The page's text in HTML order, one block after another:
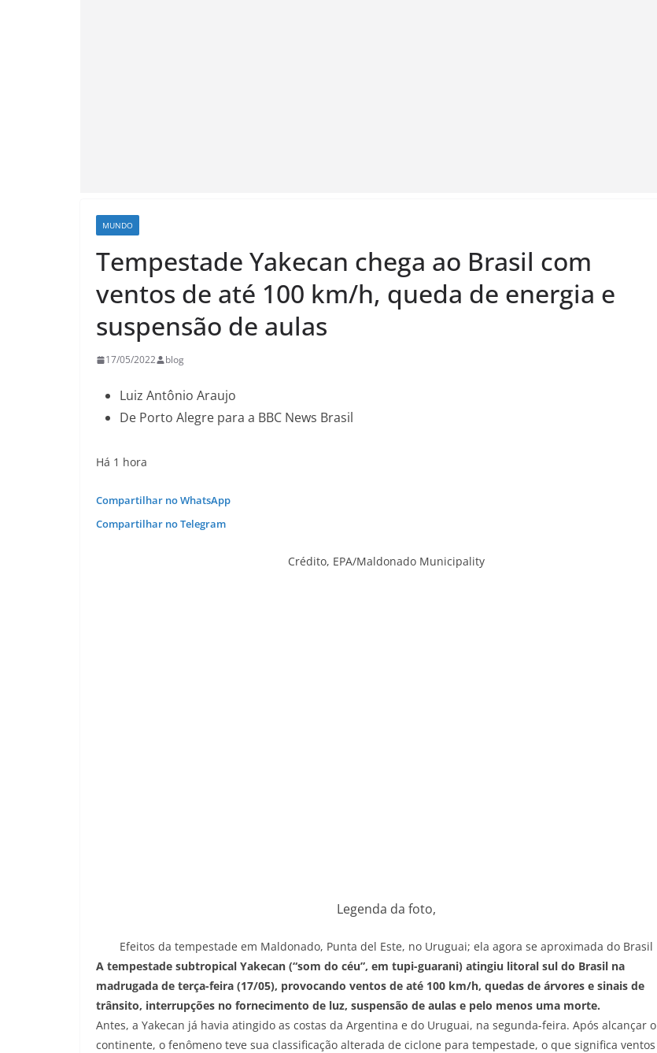
MUNDO
Tempestade Yakecan chega ao Brasil com
ventos de até 100 km/h, queda de energia e
suspensão de aulas
17/05/2022 blog
Luiz Antônio Araujo
De Porto Alegre para a BBC News Brasil
Há 1 hora
Compartilhar no WhatsApp
Compartilhar no Telegram
Crédito, EPA/Maldonado Municipality
Legenda da foto,
Efeitos da tempestade em Maldonado, Punta del Este, no Uruguai; ela agora se aproximada do Brasil
A tempestade subtropical Yakecan (“som do céu”, em tupi-guarani) atingiu litoral sul do Brasil na
madrugada de terça-feira (17/05), provocando ventos de até 100 km/h, quedas de árvores e sinais de
trânsito, interrupções no fornecimento de luz, suspensão de aulas e pelo menos uma morte.
Antes, a Yakecan já havia atingido as costas da Argentina e do Uruguai, na segunda-feira. Após alcançar o
continente, o fenômeno teve sua classificação alterada de ciclone para tempestade, o que significa ventos